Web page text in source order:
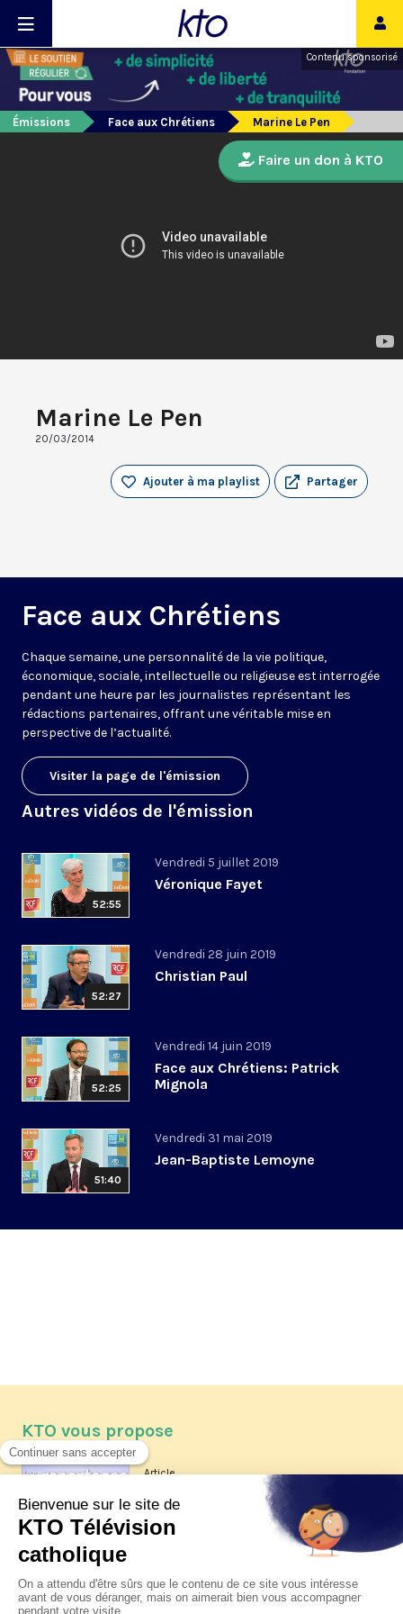
Contenu sponsorisé
Émissions Face aux Chrétiens Marine Le Pen
Marine Le Pen
20/03/2014
Partager
Ajouter à ma playlist
Face aux Chrétiens
Chaque semaine, une personnalité de la vie politique,
économique, sociale, intellectuelle ou religieuse est interrogée
pendant une heure par les journalistes représentant les
rédactions partenaires, offrant une véritable mise en
perspective de l’actualité.
Visiter la page de l'émission
Autres vidéos de l'émission
52:55
Vendredi 5 juillet 2019
Véronique Fayet
52:27
Vendredi 28 juin 2019
Christian Paul
52:25
Vendredi 14 juin 2019
Face aux Chrétiens: Patrick
Mignola
51:40
Vendredi 31 mai 2019
Jean-Baptiste Lemoyne
Faire un don à KTO
KTO vous propose
Article
Les reportages d'été 2026 de KTO
La visite pastorale du pape Léon
XIV à Assise à suivre sur KTO le
jeudi 6 août